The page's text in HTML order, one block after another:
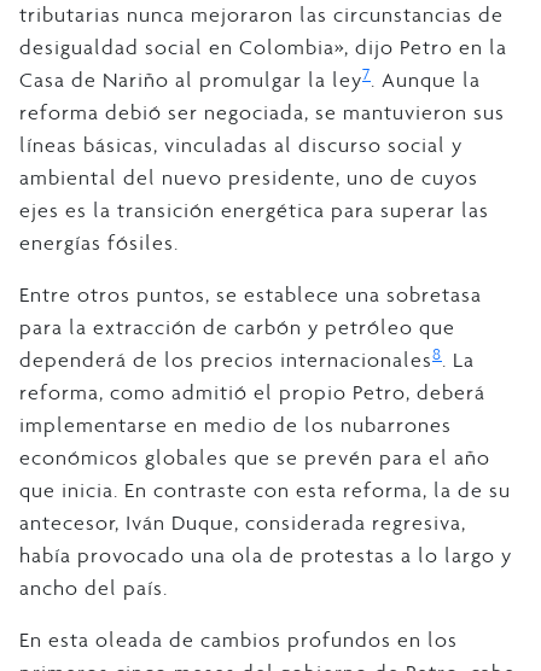
tributarias nunca mejoraron las circunstancias de
desigualdad social en Colombia», dijo Petro en la
Casa de Nariño al promulgar la ley7. Aunque la
reforma debió ser negociada, se mantuvieron sus
líneas básicas, vinculadas al discurso social y
ambiental del nuevo presidente, uno de cuyos
ejes es la transición energética para superar las
energías fósiles.
Entre otros puntos, se establece una sobretasa
para la extracción de carbón y petróleo que
dependerá de los precios internacionales8. La
reforma, como admitió el propio Petro, deberá
implementarse en medio de los nubarrones
económicos globales que se prevén para el año
que inicia. En contraste con esta reforma, la de su
antecesor, Iván Duque, considerada regresiva,
había provocado una ola de protestas a lo largo y
ancho del país.
En esta oleada de cambios profundos en los